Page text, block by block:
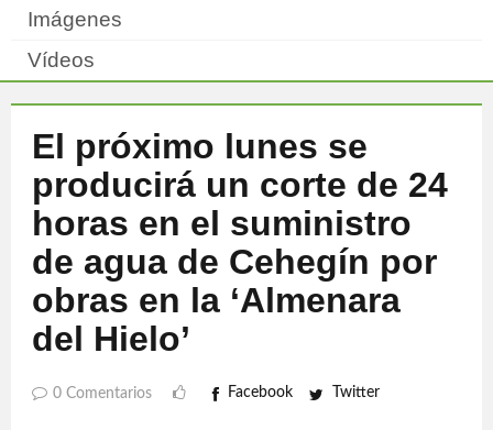
Imágenes
Vídeos
El próximo lunes se
producirá un corte de 24
horas en el suministro
de agua de Cehegín por
obras en la ‘Almenara
del Hielo’
0 Comentarios Facebook Twitter